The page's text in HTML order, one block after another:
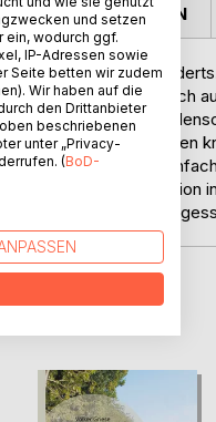
des 20.
an toten Tieren. Auch
der Umgang der
und Fleisch werden
Debatten mit
Anhand einer
ein Blick auf eine
PRESSESTIMMEN
BoD
und setzen
ein, wodurch ggf.
IP-Adressen sowie
Seite betten wir zudem
Wir haben auf die
den Drittanbieter
beschriebenen
unter „Privacy-
(BoD-